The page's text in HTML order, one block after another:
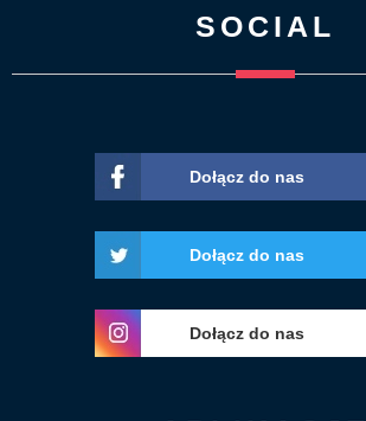
SOCIAL
Dołącz do nas
Dołącz do nas
Dołącz do nas